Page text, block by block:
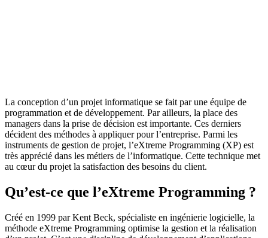
La conception d’un projet informatique se fait par une équipe de
programmation et de développement. Par ailleurs, la place des
managers dans la prise de décision est importante. Ces derniers
décident des méthodes à appliquer pour l’entreprise. Parmi les
instruments de gestion de projet, l’eXtreme Programming (XP) est
très apprécié dans les métiers de l’informatique. Cette technique met
au cœur du projet la satisfaction des besoins du client.
Qu’est-ce que l’eXtreme Programming ?
Créé en 1999 par Kent Beck, spécialiste en ingénierie logicielle, la
méthode eXtreme Programming optimise la gestion et la réalisation